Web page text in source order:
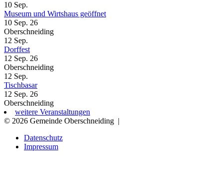
10 Sep.
Museum und Wirtshaus geöffnet
10 Sep. 26
Oberschneiding
12 Sep.
Dorffest
12 Sep. 26
Oberschneiding
12 Sep.
Tischbasar
12 Sep. 26
Oberschneiding
weitere Veranstaltungen
© 2026 Gemeinde Oberschneiding |
Datenschutz
Impressum